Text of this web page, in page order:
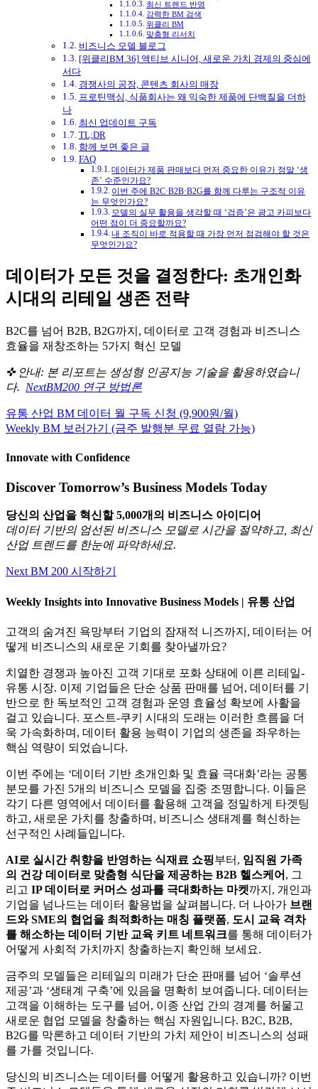
최신 트렌드 반영
강력한 BM 검색
위클리 BM
맞춤형 리서치
비즈니스 모델 블로그
[위클리BM.36] 액티브 시니어, 새로운 가치 경제의 중심에
서다
경쟁사의 공장, 콘텐츠 회사의 매장
프로틴맥싱, 식품회사는 왜 익숙한 제품에 단백질을 더하
나
최신 업데이트 구독
TL;DR
함께 보면 좋은 글
FAQ
데이터가 제품 판매보다 먼저 중요한 이유가 정말 ‘생
존’ 수준인가요?
이번 주에 B2C·B2B·B2G를 함께 다루는 구조적 이유
는 무엇인가요?
모델의 실무 활용을 생각할 때 ‘검증’은 광고 카피보다
어떤 점이 더 중요할까요?
내 조직이 바로 적용할 때 가장 먼저 점검해야 할 것은
무엇인가요?
데이터가 모든 것을 결정한다: 초개인화
시대의 리테일 생존 전략
B2C를 넘어 B2B, B2G까지, 데이터로 고객 경험과 비즈니스
효율을 재창조하는 5가지 혁신 모델
✜ 안내: 본 리포트는 생성형 인공지능 기술을 활용하였습니
다. NextBM200 연구 방법론
유통 산업 BM 데이터 월 구독 신청 (9,900원/월)
Weekly BM 보러가기 (금주 발행분 무료 열람 가능)
Innovate with Confidence
Discover Tomorrow’s Business Models Today
당신의 산업을 혁신할 5,000개의 비즈니스 아이디어
데이터 기반의 엄선된 비즈니스 모델로 시간을 절약하고, 최신
산업 트렌드를 한눈에 파악하세요.
Next BM 200 시작하기
Weekly Insights into Innovative Business Models | 유통 산업
고객의 숨겨진 욕망부터 기업의 잠재적 니즈까지, 데이터는 어
떻게 비즈니스의 새로운 기회를 찾아낼까요?
치열한 경쟁과 높아진 고객 기대로 포화 상태에 이른 리테일-
유통 시장. 이제 기업들은 단순 상품 판매를 넘어, 데이터를 기
반으로 한 독보적인 고객 경험과 운영 효율성 확보에 사활을
걸고 있습니다. 포스트-쿠키 시대의 도래는 이러한 흐름을 더
욱 가속화하며, 데이터 활용 능력이 기업의 생존을 좌우하는
핵심 역량이 되었습니다.
이번 주에는 ‘데이터 기반 초개인화 및 효율 극대화’라는 공통
분모를 가진 5개의 비즈니스 모델을 집중 조명합니다. 이들은
각기 다른 영역에서 데이터를 활용해 고객을 정밀하게 타겟팅
하고, 새로운 가치를 창출하며, 비즈니스 생태계를 혁신하는
선구적인 사례들입니다.
AI로 실시간 취향을 반영하는 식재료 쇼핑부터, 임직원 가족
의 건강 데이터로 맞춤형 식단을 제공하는 B2B 헬스케어 , 그
리고 IP 데이터로 커머스 성과를 극대화하는 마켓까지, 개인과
기업을 넘나드는 데이터 활용법을 살펴봅니다. 더 나아가 브랜
드와 SME의 협업을 최적화하는 매칭 플랫폼, 도시 교육 격차
를 해소하는 데이터 기반 교육 키트 네트워크를 통해 데이터가
어떻게 사회적 가치까지 창출하는지 확인해 보세요.
금주의 모델들은 리테일의 미래가 단순 판매를 넘어 ‘솔루션
제공’과 ‘생태계 구축’에 있음을 명확히 보여줍니다. 데이터는
고객을 이해하는 도구를 넘어, 이종 산업 간의 경계를 허물고
새로운 협업 모델을 창출하는 핵심 자원입니다. B2C, B2B,
B2G를 막론하고 데이터 기반의 가치 제안이 비즈니스의 성패
를 가를 것입니다.
당신의 비즈니스는 데이터를 어떻게 활용하고 있습니까? 이번